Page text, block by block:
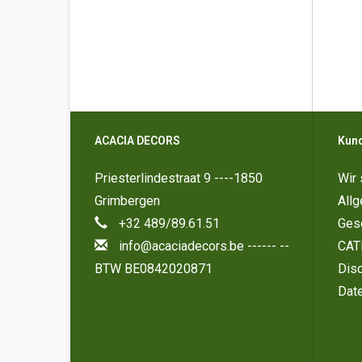
ACACIA DECORS
Priesterlindestraat 9 ----1850
Grimbergen
+32 489/89.61.51
info@acaciadecors.be ------ --
BTW BE0842020871
Wir